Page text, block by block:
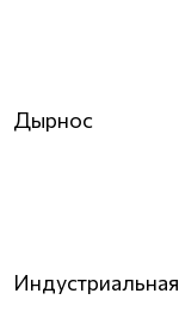
Дырнос
Индустриальная